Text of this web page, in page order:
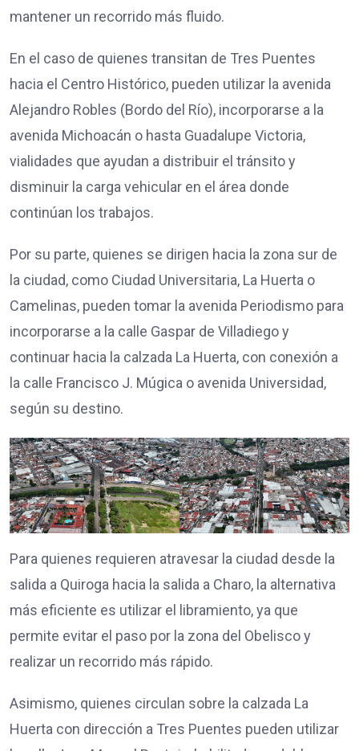
mantener un recorrido más fluido.
En el caso de quienes transitan de Tres Puentes
hacia el Centro Histórico, pueden utilizar la avenida
Alejandro Robles (Bordo del Río), incorporarse a la
avenida Michoacán o hasta Guadalupe Victoria,
vialidades que ayudan a distribuir el tránsito y
disminuir la carga vehicular en el área donde
continúan los trabajos.
Por su parte, quienes se dirigen hacia la zona sur de
la ciudad, como Ciudad Universitaria, La Huerta o
Camelinas, pueden tomar la avenida Periodismo para
incorporarse a la calle Gaspar de Villadiego y
continuar hacia la calzada La Huerta, con conexión a
la calle Francisco J. Múgica o avenida Universidad,
según su destino.
Para quienes requieren atravesar la ciudad desde la
salida a Quiroga hacia la salida a Charo, la alternativa
más eficiente es utilizar el libramiento, ya que
permite evitar el paso por la zona del Obelisco y
realizar un recorrido más rápido.
Asimismo, quienes circulan sobre la calzada La
Huerta con dirección a Tres Puentes pueden utilizar